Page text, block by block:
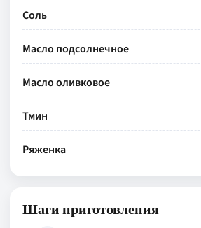
Соль
Масло подсолнечное
Масло оливковое
Тмин
Ряженка
Шаги приготовления